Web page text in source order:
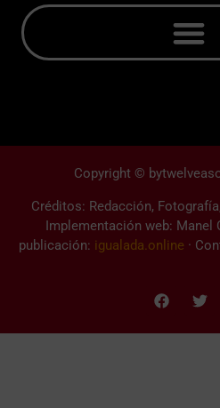
Copyright ©
Créditos: Redacción,
Implementación web: Manel
publicación: igualada.online ·